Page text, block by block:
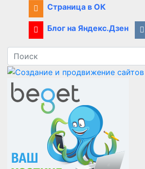
Страница в ОК
Блог на Яндекс.Дзен